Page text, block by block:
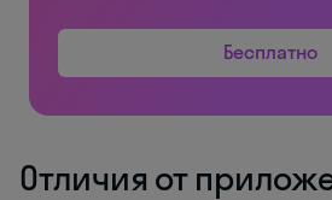
Бесплатно
Отличия от